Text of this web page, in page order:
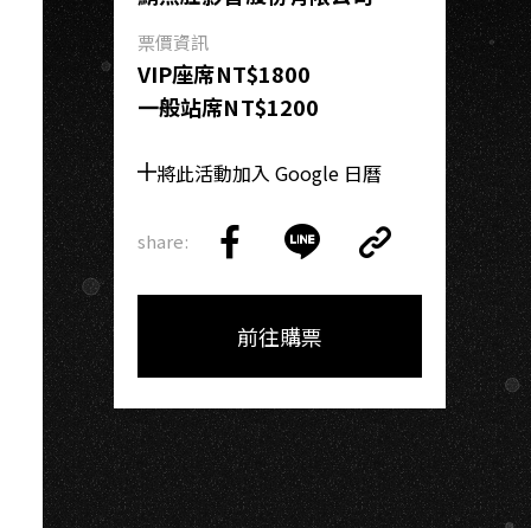
票價資訊
VIP座席NT$1800
一般站席NT$1200
將此活動加入 Google 日曆
share:
on
Facebook
on
LINE
Link
Copy
前往購票